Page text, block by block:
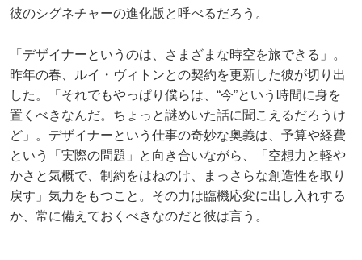
彼のシグネチャーの進化版と呼べるだろう。
「デザイナーというのは、さまざまな時空を旅できる」。
昨年の春、ルイ・ヴィトンとの契約を更新した彼が切り出
した。「それでもやっぱり僕らは、“今”という時間に身を
置くべきなんだ。ちょっと謎めいた話に聞こえるだろうけ
ど」。デザイナーという仕事の奇妙な奥義は、予算や経費
という「実際の問題」と向き合いながら、「空想力と軽や
かさと気概で、制約をはねのけ、まっさらな創造性を取り
戻す」気力をもつこと。その力は臨機応変に出し入れする
か、常に備えておくべきなのだと彼は言う。